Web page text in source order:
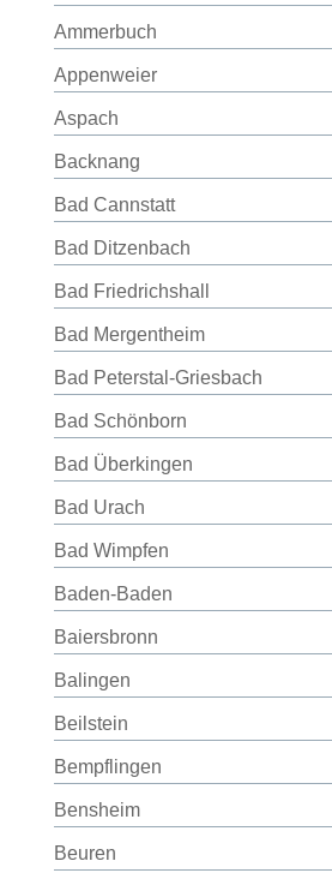
Ammerbuch
Appenweier
Aspach
Backnang
Bad Cannstatt
Bad Ditzenbach
Bad Friedrichshall
Bad Mergentheim
Bad Peterstal-Griesbach
Bad Schönborn
Bad Überkingen
Bad Urach
Bad Wimpfen
Baden-Baden
Baiersbronn
Balingen
Beilstein
Bempflingen
Bensheim
Beuren